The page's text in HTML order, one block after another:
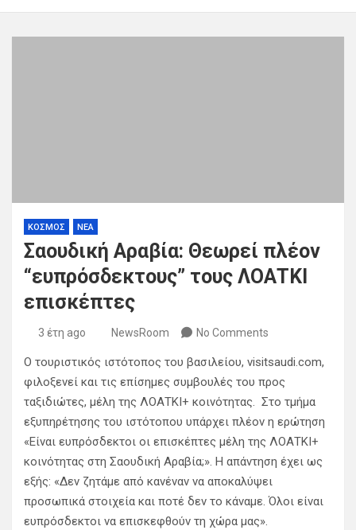
ΚΟΣΜΟΣ ΝΕΑ
Σαουδική Αραβία: Θεωρεί πλέον
“ευπρόσδεκτους” τους ΛΟΑΤΚΙ
επισκέπτες
3 έτη ago NewsRoom No Comments
Ο τουριστικός ιστότοπος του βασιλείου, visitsaudi.com,
φιλοξενεί και τις επίσημες συμβουλές του προς
ταξιδιώτες, μέλη της ΛΟΑΤΚΙ+ κοινότητας. Στο τμήμα
εξυπηρέτησης του ιστότοπου υπάρχει πλέον η ερώτηση
«Είναι ευπρόσδεκτοι οι επισκέπτες μέλη της ΛΟΑΤΚΙ+
κοινότητας στη Σαουδική Αραβία;». Η απάντηση έχει ως
εξής: «Δεν ζητάμε από κανέναν να αποκαλύψει
προσωπικά στοιχεία και ποτέ δεν το κάναμε. Όλοι είναι
ευπρόσδεκτοι να επισκεφθούν τη χώρα μας».